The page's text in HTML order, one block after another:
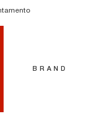
BRAND